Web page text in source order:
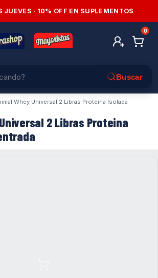
JUEVES · 10% OFF EN SUPLEMENTOS
0
Whey Universal 2 Libras Proteina Isolada
2 Libras Proteina